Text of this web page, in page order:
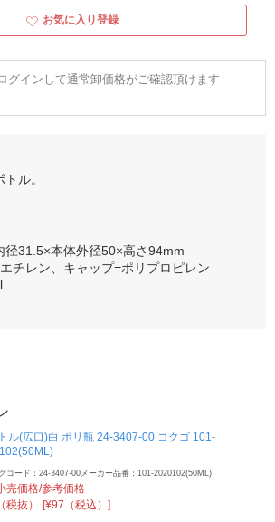
お気に入り登録
グインして通常卸価格がご確認頂けます
ル。
径31.5×本体外径50×高さ94mm
チレン、キャップ=ポリプロピレン
ル(広口)白 ポリ瓶 24-3407-00 コクゴ 101-
コード：24-3407-00メーカー品番：101-2020102(50ML)
売価格/参考価格
（税抜） [¥97（税込）]